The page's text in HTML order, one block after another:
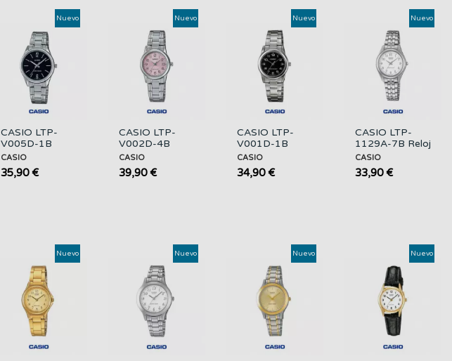
CASIO LTP-
V005D-1B
Mujer | Esfera
Negra y Acero
CASIO
35,90 €
Nuevo
CASIO LTP-
V002D-4B
Reloj Analógico
Mujer Acero
con Fecha
CASIO
39,90 €
Nuevo
CASIO LTP-
V001D-1B
Reloj Analógico
Mujer Acero
Esfera Negra
CASIO
34,90 €
Nuevo
CASIO LTP-
1129A-7B Reloj
Mujer Acero
Inoxidable
Plateado
CASIO
33,90 €
Nuevo
Nuevo Nuevo Nuevo Nuevo